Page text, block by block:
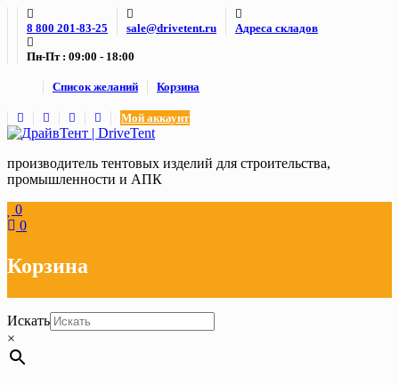
Skip
content
8 800 201-83-25 sale@drivetent.ru Адреса складов
Пн-Пт : 09:00 - 18:00
Список желаний Корзина
Мой аккаунт
производитель тентовых изделий для строительства,
промышленности и АПК
0
0
Корзина
Искать
×